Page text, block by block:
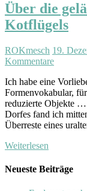
Über die
Kotflügels
ROKmesch 19.
Kommentare
Ich habe eine
Formenvokabular,
reduzierte Objekte …
Dorfes fand ich
Überreste eines
Weiterlesen
Neueste Beiträge